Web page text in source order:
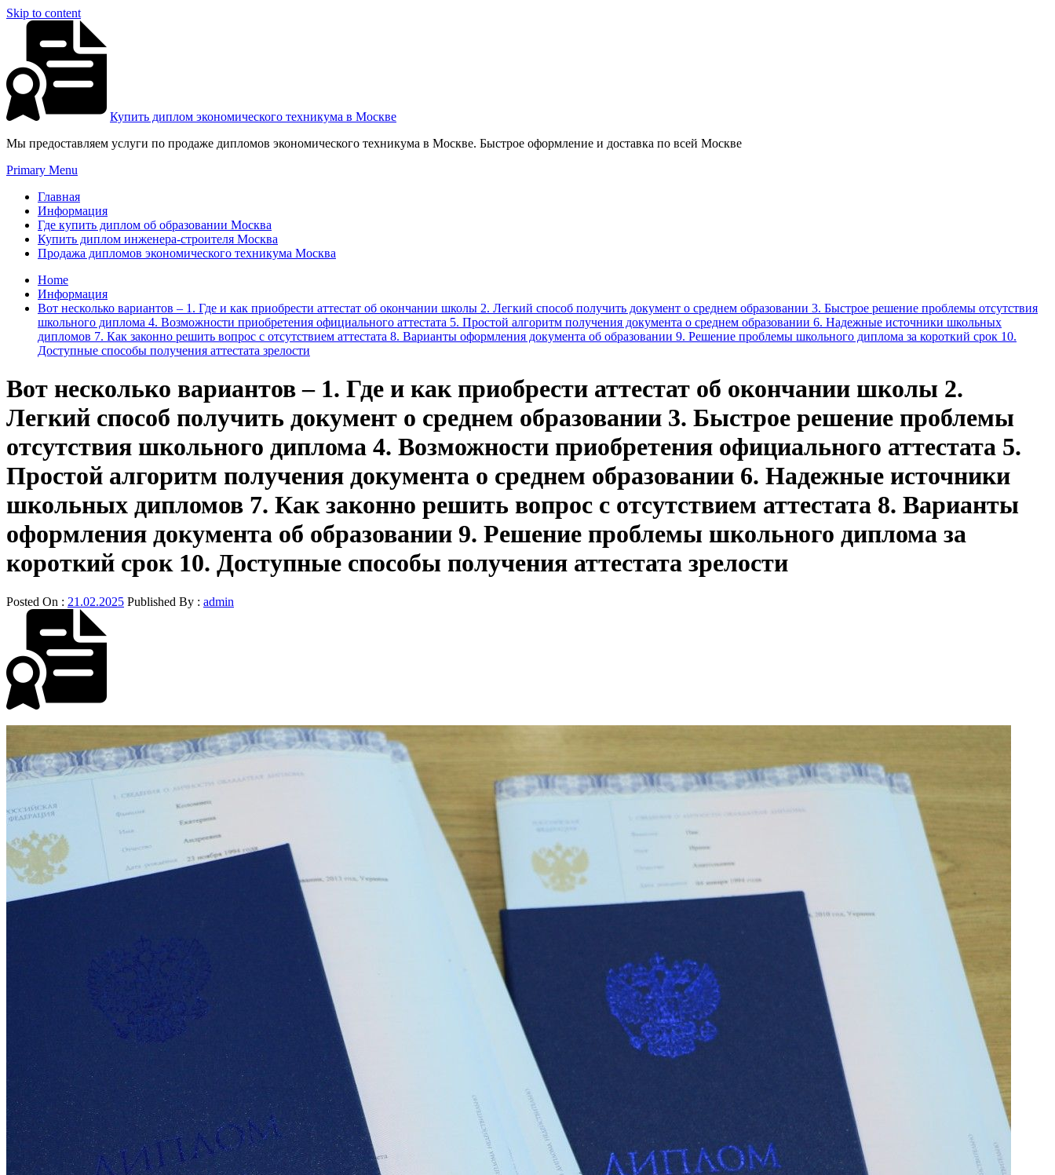
Skip to content
Купить диплом экономического техникума в Москве
Мы предоставляем услуги по продаже дипломов экономического техникума в Москве. Быстрое оформление и доставка по всей Москве
Primary Menu
Главная
Информация
Где купить диплом об образовании Москва
Купить диплом инженера-строителя Москва
Продажа дипломов экономического техникума Москва
Home
Информация
Вот несколько вариантов – 1. Где и как приобрести аттестат об окончании школы 2. Легкий способ получить документ о среднем образовании 3. Быстрое решение проблемы отсутствия
школьного диплома 4. Возможности приобретения официального аттестата 5. Простой алгоритм получения документа о среднем образовании 6. Надежные источники школьных
дипломов 7. Как законно решить вопрос с отсутствием аттестата 8. Варианты оформления документа об образовании 9. Решение проблемы школьного диплома за короткий срок 10.
Доступные способы получения аттестата зрелости
Вот несколько вариантов – 1. Где и как приобрести аттестат об окончании школы 2.
Легкий способ получить документ о среднем образовании 3. Быстрое решение проблемы
отсутствия школьного диплома 4. Возможности приобретения официального аттестата 5.
Простой алгоритм получения документа о среднем образовании 6. Надежные источники
школьных дипломов 7. Как законно решить вопрос с отсутствием аттестата 8. Варианты
оформления документа об образовании 9. Решение проблемы школьного диплома за
короткий срок 10. Доступные способы получения аттестата зрелости
Posted On : 21.02.2025 Published By : admin